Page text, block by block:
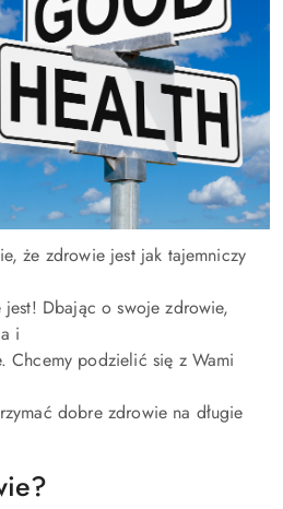
że zdrowie jest jak tajemniczy
jest! Dbając o swoje zdrowie,
i
Chcemy podzielić się z Wami
dobre zdrowie na długie